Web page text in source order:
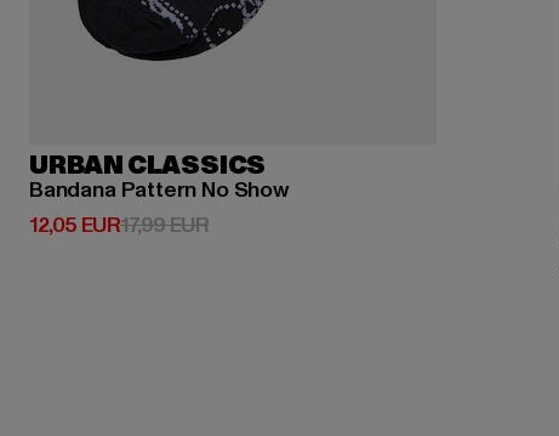
URBAN CLASSICS
Bandana Pattern No Show
12,05 EUR
Derzeitiger Preis: 12,05 EUR
17,99 EURAktionspreis: 17,99 EUR